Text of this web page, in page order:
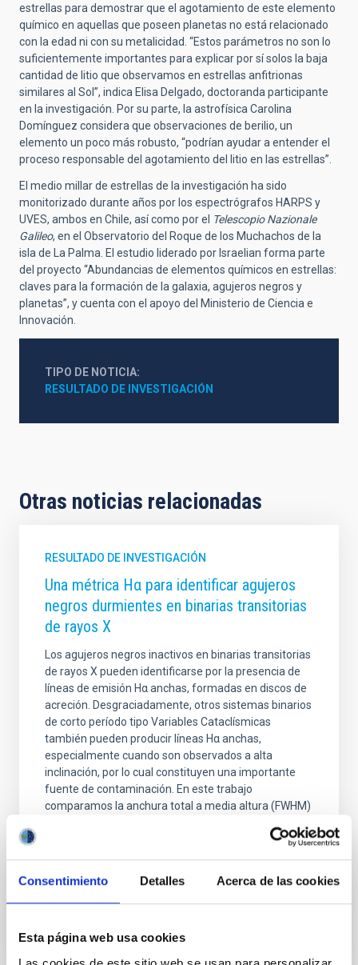
Consentimiento Detalles Acerca de las cookies
Esta página web usa cookies
estrellas para demostrar que el agotamiento de este elemento
químico en aquellas que poseen planetas no está relacionado
con la edad ni con su metalicidad. “Estos parámetros no son lo
suficientemente importantes para explicar por sí solos la baja
cantidad de litio que observamos en estrellas anfitrionas
similares al Sol”, indica Elisa Delgado, doctoranda participante
en la investigación. Por su parte, la astrofísica Carolina
Domínguez considera que observaciones de berilio, un
elemento un poco más robusto, “podrían ayudar a entender el
proceso responsable del agotamiento del litio en las estrellas”.
El medio millar de estrellas de la investigación ha sido
monitorizado durante años por los espectrógrafos HARPS y
UVES, ambos en Chile, así como por el Telescopio Nazionale
Galileo, en el Observatorio del Roque de los Muchachos de la
isla de La Palma. El estudio liderado por Israelian forma parte
del proyecto “Abundancias de elementos químicos en estrellas:
claves para la formación de la galaxia, agujeros negros y
planetas”, y cuenta con el apoyo del Ministerio de Ciencia e
Innovación.
TIPO DE NOTICIA
RESULTADO DE INVESTIGACIÓN
Otras noticias relacionadas
RESULTADO DE INVESTIGACIÓN
Una métrica Hα para identificar agujeros
negros durmientes en binarias transitorias
de rayos X
Los agujeros negros inactivos en binarias transitorias
de rayos X pueden identificarse por la presencia de
líneas de emisión Hα anchas, formadas en discos de
acreción. Desgraciadamente, otros sistemas binarios
de corto período tipo Variables Cataclísmicas
también pueden producir líneas Hα anchas,
especialmente cuando son observados a alta
inclinación, por lo cual constituyen una importante
fuente de contaminación. En este trabajo
comparamos la anchura total a media altura (FWHM)
muestra de 20 binarias transitorias de rayos X con
Fecha de publicación 13/10/2025 - 10:30:22